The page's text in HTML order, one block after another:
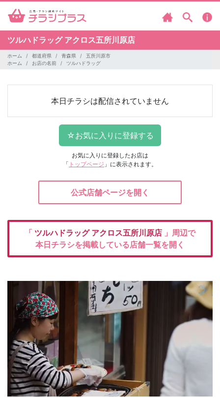
ツルハドラッグ アクロス五所川原店
ホーム 都道府県 青森県
五所川原市
ホーム
お店の名前 ツルハドラッグ
本日チラシは配信されていません
お気に入りに登録したお店は
「 トップページ 」に表示されます。
公式店舗ページを開く
「 ツルハドラッグ アクロス五所川原店 」周辺で
本日チラシを掲載している店舗一覧を開く